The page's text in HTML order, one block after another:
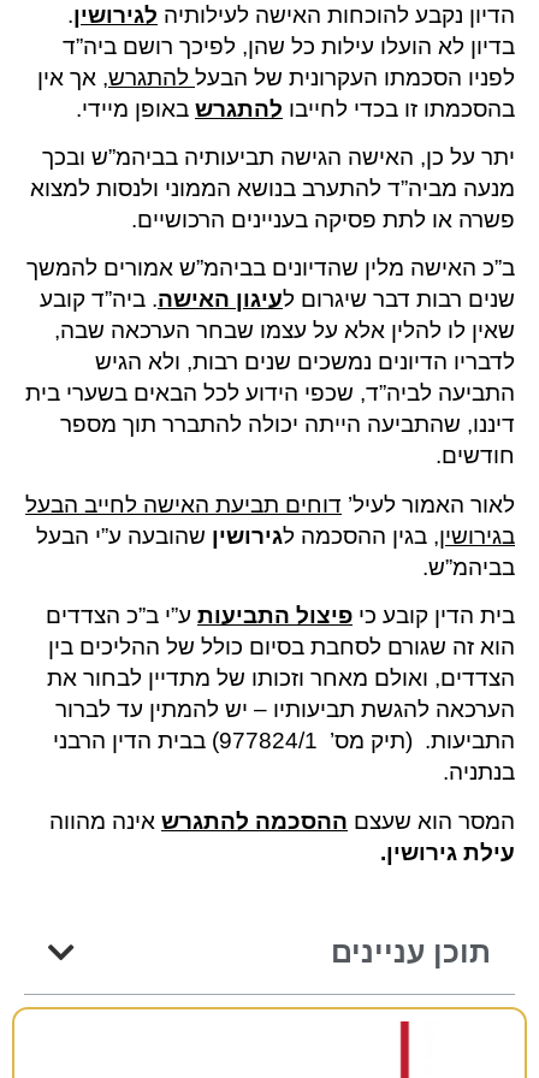
הדיון נקבע להוכחות האישה לעילותיה לגירושין.
בדיון לא הועלו עילות כל שהן, לפיכך רושם ביה”ד
לפניו הסכמתו העקרונית של הבעל להתגרש, אך אין
בהסכמתו זו בכדי לחייבו להתגרש באופן מיידי.
יתר על כן, האישה הגישה תביעותיה בביהמ”ש ובכך
מנעה מביה”ד להתערב בנושא הממוני ולנסות למצוא
פשרה או לתת פסיקה בעניינים הרכושיים.
ב”כ האישה מלין שהדיונים בביהמ”ש אמורים להמשך
שנים רבות דבר שיגרום לעיגון האישה. ביה”ד קובע
שאין לו להלין אלא על עצמו שבחר הערכאה שבה,
לדבריו הדיונים נמשכים שנים רבות, ולא הגיש
התביעה לביה”ד, שכפי הידוע לכל הבאים בשערי בית
דיננו, שהתביעה הייתה יכולה להתברר תוך מספר
חודשים.
לאור האמור לעיל’ דוחים תביעת האישה לחייב הבעל
בגירושין, בגין ההסכמה לגירושין שהובעה ע”י הבעל
בביהמ”ש.
בית הדין קובע כי פיצול התביעות ע”י ב”כ הצדדים
הוא זה שגורם לסחבת בסיום כולל של ההליכים בין
הצדדים, ואולם מאחר וזכותו של מתדיין לבחור את
הערכאה להגשת תביעותיו – יש להמתין עד לברור
התביעות. (תיק מס’ 977824/1) בבית הדין הרבני
בנתניה.
המסר הוא שעצם ההסכמה להתגרש אינה מהווה
עילת גירושין.
תוכן עניינים